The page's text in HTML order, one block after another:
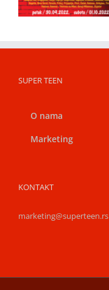
SUPER TEEN
O nama
Marketing
KONTAKT
marketing@superteen.rs